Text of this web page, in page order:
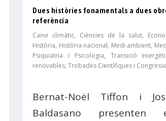
Dues històries fonamentals a dues
referència
Canvi climàtic, Ciències de la salut,
Història, Història nacional, Medi ambient,
Psiquiatria i Psicologia, Transició
renovables,Trobades Científiques i
Bernat-Noël Tiffon i
Baldasano